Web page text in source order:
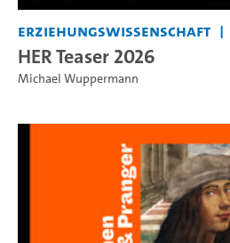
Erziehungswissenschaft
HER Teaser 2026
Michael Wuppermann